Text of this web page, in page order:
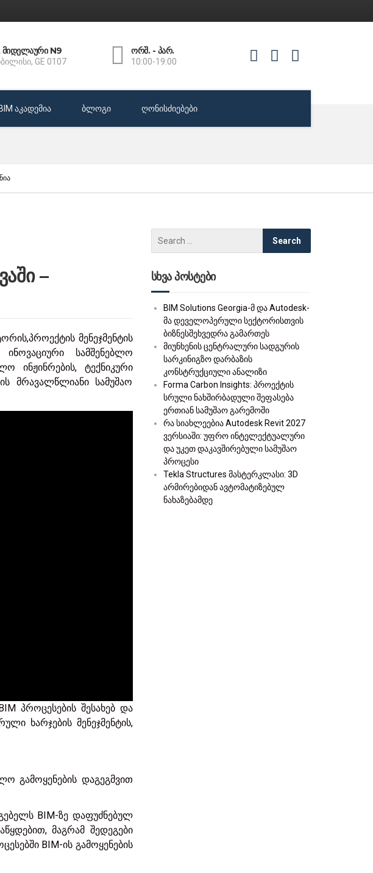
მიდელაური N9
GE 0107
ორშ. - პარ.
10:00-19:00
BIM აკადემია ბლოგი ღონისძიებები
–
მენეჯმენტის
სამშენებლო
ინჟინრების, ტექნიკური
მრავალწლიანი სამუშაო
პროცესების შესახებ და
ხარჯების მენეჯმენტის,
გამოყენების დაგეგმვით
BIM-ზე დაფუძნებულ
მაგრამ შედეგები
BIM-ის გამოყენების
სხვა პოსტები
BIM Solutions Georgia-მ და Autodesk-
მა დეველოპერული სექტორისთვის
ბიზნესშეხვედრა გამართეს
მიუნხენის ცენტრალური სადგურის
სარკინიგზო დარბაზის
კონსტრუქციული ანალიზი
Forma Carbon Insights: პროექტის
სრული ნახშირბადული შეფასება
ერთიან სამუშაო გარემოში
რა სიახლეებია Autodesk Revit 2027
ვერსიაში: უფრო ინტელექტუალური
და უკეთ დაკავშირებული სამუშაო
პროცესი
Tekla Structures მასტერკლასი: 3D
არმირებიდან ავტომატიზებულ
ნახაზებამდე